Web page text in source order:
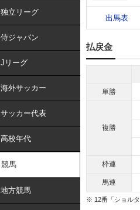
独立リーグ
侍ジャパン
Jリーグ
海外サッカー
サッカー代表
高校年代
競馬
地方競馬
出馬表
払戻金
単勝
複勝
枠連
馬連
※ 12番「ショルタ